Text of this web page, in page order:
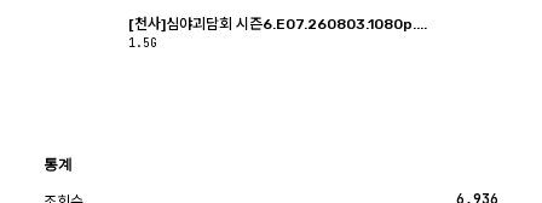
[천사]심야괴담회 시즌6.E07.260803.1080p....
1.5G
통계